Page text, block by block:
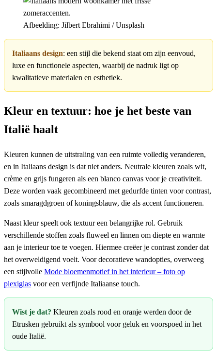
Afbeelding: Jilbert Ebrahimi / Unsplash
Italiaans design: een stijl die bekend staat om zijn eenvoud,
luxe en functionele aspecten, waarbij de nadruk ligt op
kwalitatieve materialen en esthetiek.
Kleur en textuur: hoe je het beste van
Italië haalt
Kleuren kunnen de uitstraling van een ruimte volledig veranderen,
en in Italiaans design is dat niet anders. Neutrale kleuren zoals wit,
crème en grijs fungeren als een blanco canvas voor je creativiteit.
Deze worden vaak gecombineerd met gedurfde tinten voor contrast,
zoals smaragdgroen of koningsblauw, die als accent functioneren.
Naast kleur speelt ook textuur een belangrijke rol. Gebruik
verschillende stoffen zoals fluweel en linnen om diepte en warmte
aan je interieur toe te voegen. Hiermee creëer je contrast zonder dat
het overweldigend voelt. Voor decoratieve wandopties, overweeg
een stijlvolle Mode bloemenmotief in het interieur – foto op
plexiglas voor een verfijnde Italiaanse touch.
Wist je dat? Kleuren zoals rood en oranje werden door de
Etrusken gebruikt als symbool voor geluk en voorspoed in het
oude Italië.